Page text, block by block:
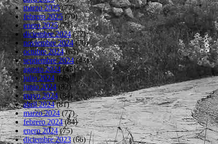
marzo 2025(77)
febrero 2025(70)
enero 2025(71)
diciembre 2024(72)
noviembre 2024(70)
octubre 2024(63)
septiembre 2024(43)
agosto 2024(45)
julio 2024 (66)
junio 2024 (82)
mayo 2024 (84)
abril 2024(81)
marzo 2024(77)
febrero 2024(84)
enero 2024(75)
diciembre 2023(66)